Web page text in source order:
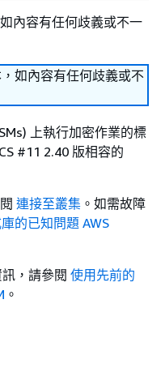
內容有任何歧義或不一
如內容有任何歧義或不
上執行加密作業的標
#11 2.40 版相容的
連接至叢集 。如需故障
的已知問題 AWS
，請參閱 使用先前的
。